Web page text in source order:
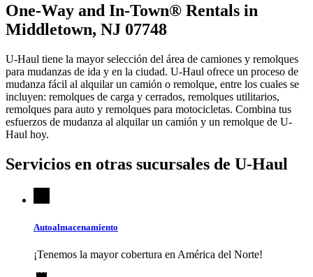
One-Way and In-Town® Rentals in
Middletown, NJ 07748
U-Haul tiene la mayor selección del área de camiones y remolques
para mudanzas de ida y en la ciudad. U-Haul ofrece un proceso de
mudanza fácil al alquilar un camión o remolque, entre los cuales se
incluyen: remolques de carga y cerrados, remolques utilitarios,
remolques para auto y remolques para motocicletas. Combina tus
esfuerzos de mudanza al alquilar un camión y un remolque de U-
Haul hoy.
Servicios en otras sucursales de U-Haul
Autoalmacenamiento
¡Tenemos la mayor cobertura en América del Norte!